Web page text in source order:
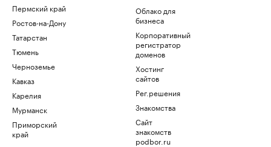
Пермский край
Ростов-на-Дону
Татарстан
Тюмень
Черноземье
Кавказ
Карелия
Мурманск
Приморский
край
Облако для
бизнеса
Корпоративный
регистратор
доменов
Хостинг
сайтов
Рег.решения
Знакомства
Сайт
знакомств
podbor.ru